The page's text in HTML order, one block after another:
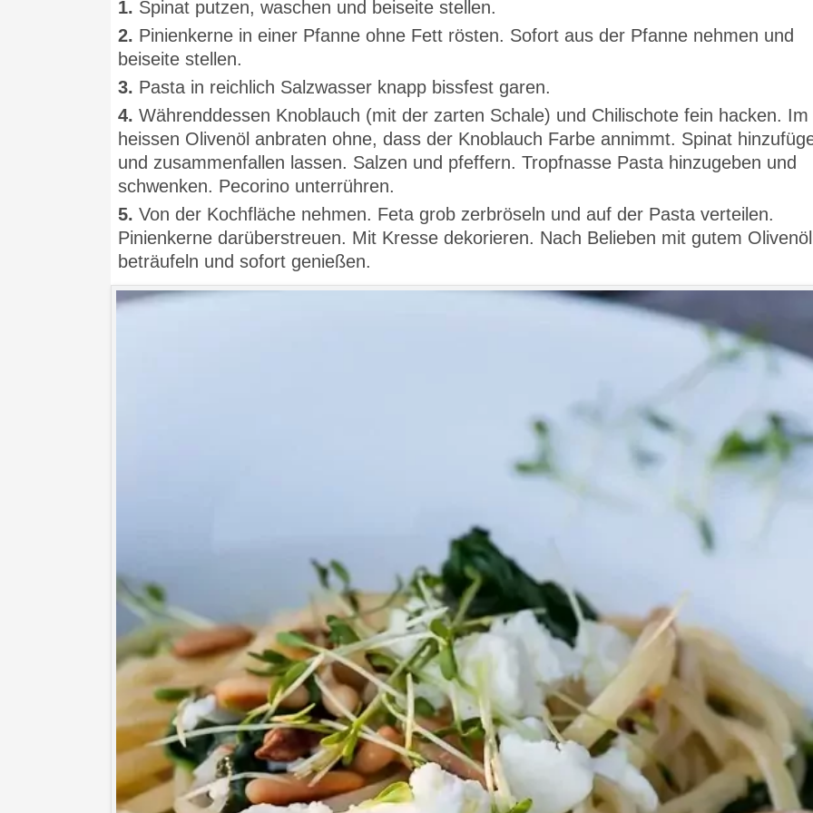
1. Spinat putzen, waschen und beiseite stellen.
2. Pinienkerne in einer Pfanne ohne Fett rösten. Sofort aus der Pfanne nehmen und
beiseite stellen.
3. Pasta in reichlich Salzwasser knapp bissfest garen.
4. Währenddessen Knoblauch (mit der zarten Schale) und Chilischote fein hacken. Im
heissen Olivenöl anbraten ohne, dass der Knoblauch Farbe annimmt. Spinat
und zusammenfallen lassen. Salzen und pfeffern. Tropfnasse Pasta hinzugeben und
schwenken. Pecorino unterrühren.
5. Von der Kochfläche nehmen. Feta grob zerbröseln und auf der Pasta verteilen.
Pinienkerne darüberstreuen. Mit Kresse dekorieren. Nach Belieben mit gutem Olivenöl
beträufeln und sofort genießen.